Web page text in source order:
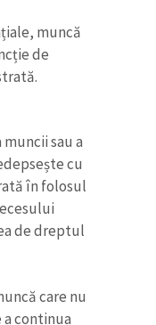
muncă
de
sau a
cu
în folosul
de dreptul
care nu
continua